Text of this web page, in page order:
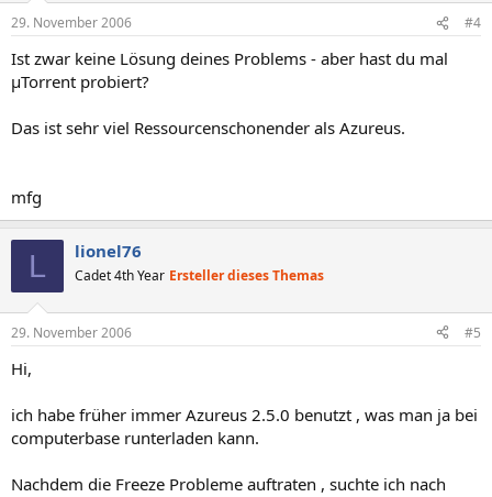
29. November 2006 #4
Ist zwar keine Lösung deines Problems - aber hast du mal
µTorrent probiert?
Das ist sehr viel Ressourcenschonender als Azureus.
mfg
L lionel76
Cadet 4th Year Ersteller dieses Themas
29. November 2006 #5
Hi,
ich habe früher immer Azureus 2.5.0 benutzt , was man ja bei
computerbase runterladen kann.
Nachdem die Freeze Probleme auftraten , suchte ich nach